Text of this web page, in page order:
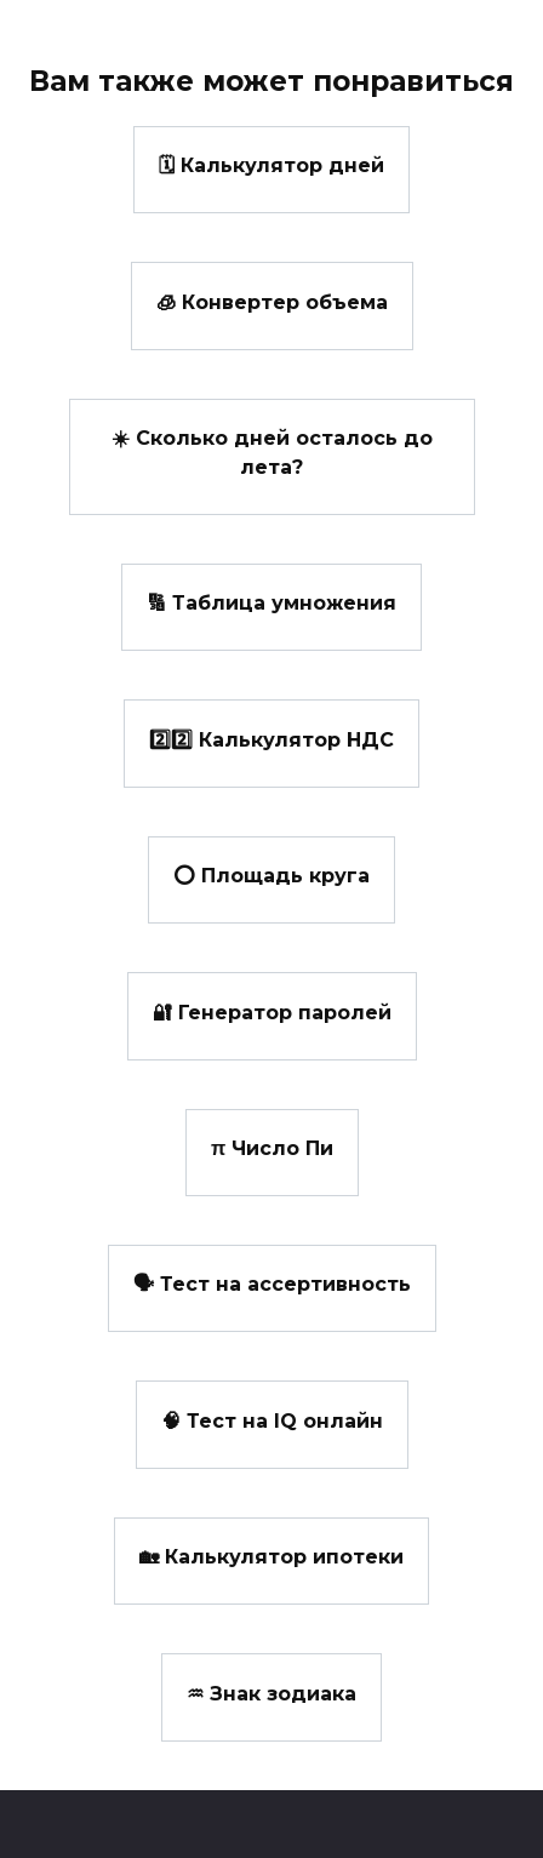
Вам также может понравиться
🗓️ Калькулятор дней
🧊 Конвертер объема
☀️ Сколько дней осталось до
лета?
🔢 Таблица умножения
2️⃣2️⃣ Калькулятор НДС
⭕ Площадь круга
🔐 Генератор паролей
π Число Пи
🗣️ Тест на ассертивность
🧠 Тест на IQ онлайн
🏡 Калькулятор ипотеки
♒ Знак зодиака